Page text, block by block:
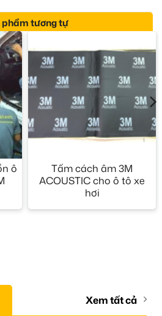
phẩm tương tự
ô
Tấm cách âm 3M
ACOUSTIC cho ô tô xe
hơi
Xem tất cả